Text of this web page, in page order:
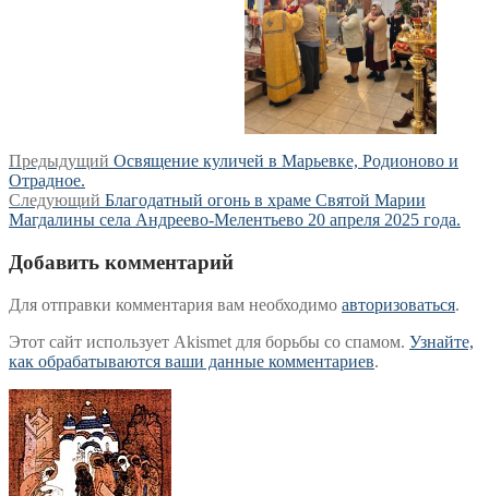
Навигация
по
записям
Предыдущий Предыдущая
Освящение куличей в Марьевке, Родионово и
Отрадное.
Следующий Следующая
запись:
Благодатный огонь в храме Святой Марии
Магдалины села Андреево-Мелентьево 20 апреля 2025 года.
Добавить комментарий
Для отправки комментария вам необходимо авторизоваться.
Этот сайт использует Akismet для борьбы со спамом. Узнайте,
как обрабатываются ваши данные комментариев.